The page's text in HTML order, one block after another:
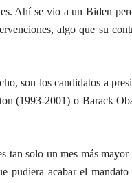
Ahí se vio a un Biden
algo que su
son los candidatos a
(1993-2001) o Barack
tan solo un mes más
pudiera acabar el mandato